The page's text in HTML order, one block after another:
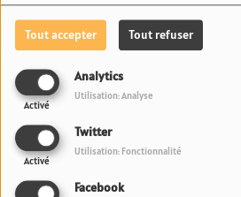
Tout accepter Tout refuser
Analytics
Activé
Utilisation: Analyse
Twitter
Activé
Utilisation: Fonctionnalité
Facebook
Voir aussi